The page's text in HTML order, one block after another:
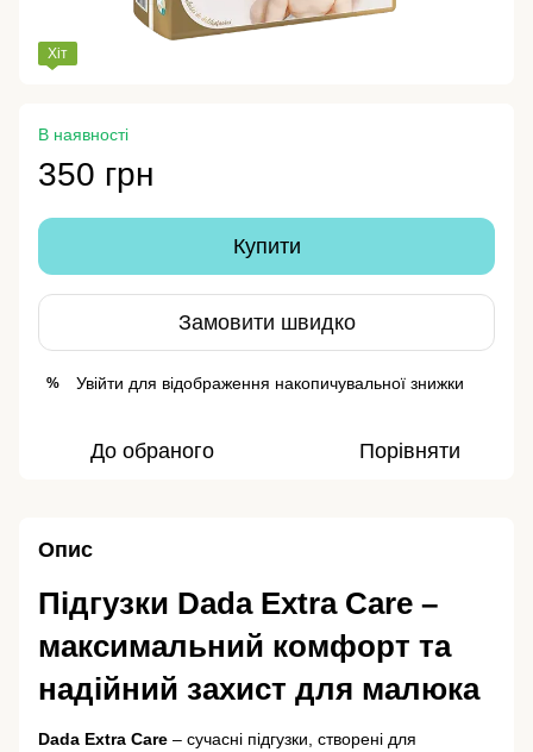
Хіт
В наявності
350 грн
Купити
Замовити швидко
% Увійти для відображення накопичувальної знижки
До обраного Порівняти
Опис
Підгузки Dada Extra Care –
максимальний комфорт та
надійний захист для малюка
Dada Extra Care – сучасні підгузки, створені для